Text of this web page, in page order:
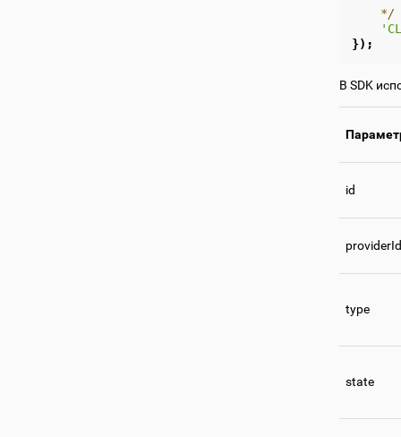
    */
});
В SDK
id
providerId
type
state